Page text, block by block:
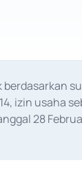
izin
28